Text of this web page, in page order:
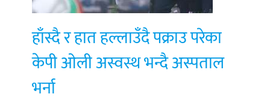
हाँस्दै र हात हल्लाउँदै पक्राउ परेका
केपी ओली अस्वस्थ भन्दै अस्पताल
भर्ना